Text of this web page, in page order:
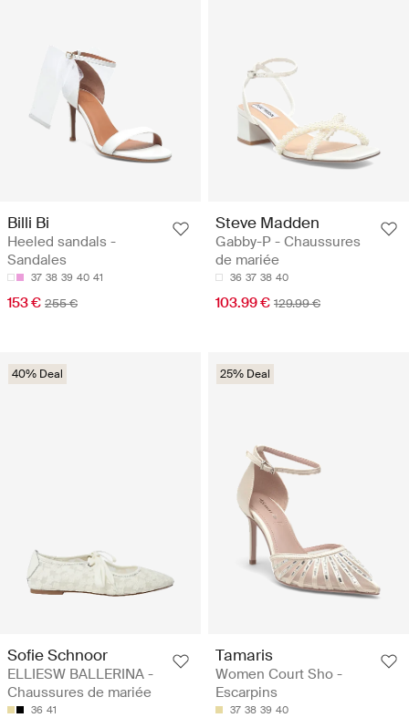
Billi Bi
Heeled sandals -
Sandales
37 38 39 40 41
153 € 255 €
Steve Madden
Gabby-P - Chaussures
de mariée
36 37 38 40
103.99 € 129.99 €
40% Deal
Sofie Schnoor
ELLIESW BALLERINA -
Chaussures de mariée
36 41
25% Deal
Tamaris
Women Court Sho -
Escarpins
37 38 39 40